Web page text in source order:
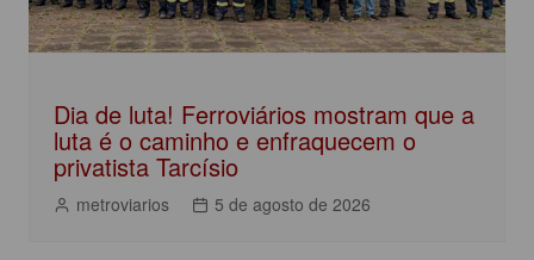
Dia de luta! Ferroviários mostram que a
luta é o caminho e enfraquecem o
privatista Tarcísio
metroviarios 5 de agosto de 2026